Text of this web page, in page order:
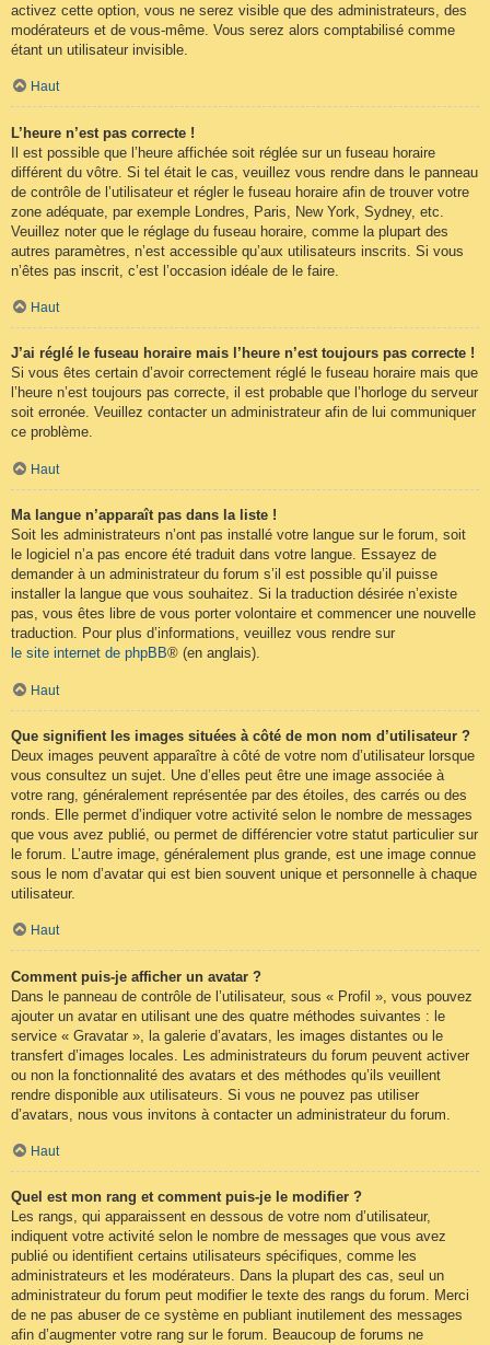
activez cette option, vous ne serez visible que des administrateurs, des
modérateurs et de vous-même. Vous serez alors comptabilisé comme
étant un utilisateur invisible.
Haut
L’heure n’est pas correcte !
Il est possible que l’heure affichée soit réglée sur un fuseau horaire
différent du vôtre. Si tel était le cas, veuillez vous rendre dans le panneau
de contrôle de l’utilisateur et régler le fuseau horaire afin de trouver votre
zone adéquate, par exemple Londres, Paris, New York, Sydney, etc.
Veuillez noter que le réglage du fuseau horaire, comme la plupart des
autres paramètres, n’est accessible qu’aux utilisateurs inscrits. Si vous
n’êtes pas inscrit, c’est l’occasion idéale de le faire.
Haut
J’ai réglé le fuseau horaire mais l’heure n’est toujours pas correcte !
Si vous êtes certain d’avoir correctement réglé le fuseau horaire mais que
l’heure n’est toujours pas correcte, il est probable que l’horloge du serveur
soit erronée. Veuillez contacter un administrateur afin de lui communiquer
ce problème.
Haut
Ma langue n’apparaît pas dans la liste !
Soit les administrateurs n’ont pas installé votre langue sur le forum, soit
le logiciel n’a pas encore été traduit dans votre langue. Essayez de
demander à un administrateur du forum s’il est possible qu’il puisse
installer la langue que vous souhaitez. Si la traduction désirée n’existe
pas, vous êtes libre de vous porter volontaire et commencer une nouvelle
traduction. Pour plus d’informations, veuillez vous rendre sur
le site internet de phpBB® (en anglais).
Haut
Que signifient les images situées à côté de mon nom d’utilisateur ?
Deux images peuvent apparaître à côté de votre nom d’utilisateur lorsque
vous consultez un sujet. Une d’elles peut être une image associée à
votre rang, généralement représentée par des étoiles, des carrés ou des
ronds. Elle permet d’indiquer votre activité selon le nombre de messages
que vous avez publié, ou permet de différencier votre statut particulier sur
le forum. L’autre image, généralement plus grande, est une image connue
sous le nom d’avatar qui est bien souvent unique et personnelle à chaque
utilisateur.
Haut
Comment puis-je afficher un avatar ?
Dans le panneau de contrôle de l’utilisateur, sous « Profil », vous pouvez
ajouter un avatar en utilisant une des quatre méthodes suivantes : le
service « Gravatar », la galerie d’avatars, les images distantes ou le
transfert d’images locales. Les administrateurs du forum peuvent activer
ou non la fonctionnalité des avatars et des méthodes qu’ils veuillent
rendre disponible aux utilisateurs. Si vous ne pouvez pas utiliser
d’avatars, nous vous invitons à contacter un administrateur du forum.
Haut
Quel est mon rang et comment puis-je le modifier ?
Les rangs, qui apparaissent en dessous de votre nom d’utilisateur,
indiquent votre activité selon le nombre de messages que vous avez
publié ou identifient certains utilisateurs spécifiques, comme les
administrateurs et les modérateurs. Dans la plupart des cas, seul un
administrateur du forum peut modifier le texte des rangs du forum. Merci
de ne pas abuser de ce système en publiant inutilement des messages
afin d’augmenter votre rang sur le forum. Beaucoup de forums ne